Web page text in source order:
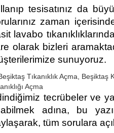
tesisatınız da
zaman
lavabo
olarak bizleri
sunuyoruz.
tecrübeler ve
adına, bu
tüm sorulara